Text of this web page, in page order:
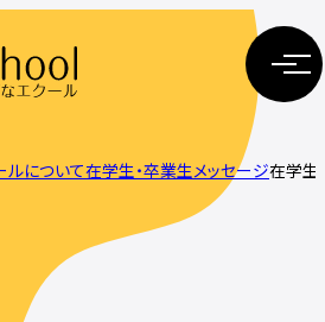
ルについて在学生・卒業生メッセージ在学生